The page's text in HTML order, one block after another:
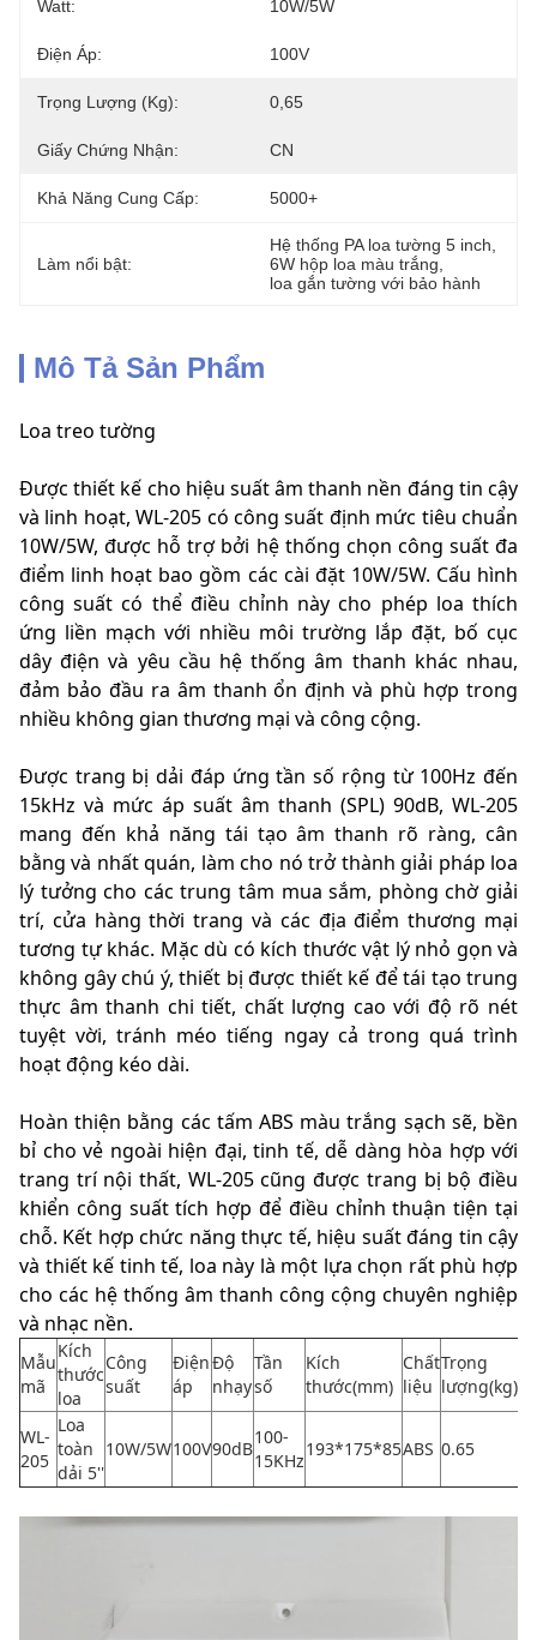
Watt: 10W/5W
Điện Áp: 100V
Trọng Lượng (kg): 0,65
Giấy Chứng Nhận: CN
Khả Năng Cung Cấp: 5000+
Làm nổi bật:
Hệ thống PA loa tường 5 inch
6W hộp loa màu trắng
loa gắn tường với bảo hành
Mô Tả Sản Phẩm
Loa treo tường
Được thiết kế cho hiệu suất âm thanh nền đáng tin cậy
và linh hoạt, WL-205 có công suất định mức tiêu chuẩn
10W/5W, được hỗ trợ bởi hệ thống chọn công suất đa
điểm linh hoạt bao gồm các cài đặt 10W/5W. Cấu hình
công suất có thể điều chỉnh này cho phép loa thích
ứng liền mạch với nhiều môi trường lắp đặt, bố cục
dây điện và yêu cầu hệ thống âm thanh khác nhau,
đảm bảo đầu ra âm thanh ổn định và phù hợp trong
nhiều không gian thương mại và công cộng.
Được trang bị dải đáp ứng tần số rộng từ 100Hz đến
15kHz và mức áp suất âm thanh (SPL) 90dB, WL-205
mang đến khả năng tái tạo âm thanh rõ ràng, cân
bằng và nhất quán, làm cho nó trở thành giải pháp loa
lý tưởng cho các trung tâm mua sắm, phòng chờ giải
trí, cửa hàng thời trang và các địa điểm thương mại
tương tự khác. Mặc dù có kích thước vật lý nhỏ gọn và
không gây chú ý, thiết bị được thiết kế để tái tạo trung
thực âm thanh chi tiết, chất lượng cao với độ rõ nét
tuyệt vời, tránh méo tiếng ngay cả trong quá trình
hoạt động kéo dài.
Hoàn thiện bằng các tấm ABS màu trắng sạch sẽ, bền
bỉ cho vẻ ngoài hiện đại, tinh tế, dễ dàng hòa hợp với
trang trí nội thất, WL-205 cũng được trang bị bộ điều
khiển công suất tích hợp để điều chỉnh thuận tiện tại
chỗ. Kết hợp chức năng thực tế, hiệu suất đáng tin cậy
và thiết kế tinh tế, loa này là một lựa chọn rất phù hợp
cho các hệ thống âm thanh công cộng chuyên nghiệp
và nhạc nền.
Mẫu
mã
Kích
thước
loa
Công
suất
Điện
áp
Độ
nhạy
Tần
số
Kích
thước(mm)
Chất
liệu
Trọng
lượng(kg)
WL-
205
Loa
toàn
dải 5''
10W/5W100V90dB
100-
15KHz
193*175*85ABS 0.65